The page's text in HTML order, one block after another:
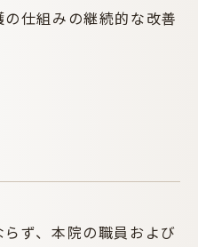
仕組みの継続的な改善
ず、本院の職員および